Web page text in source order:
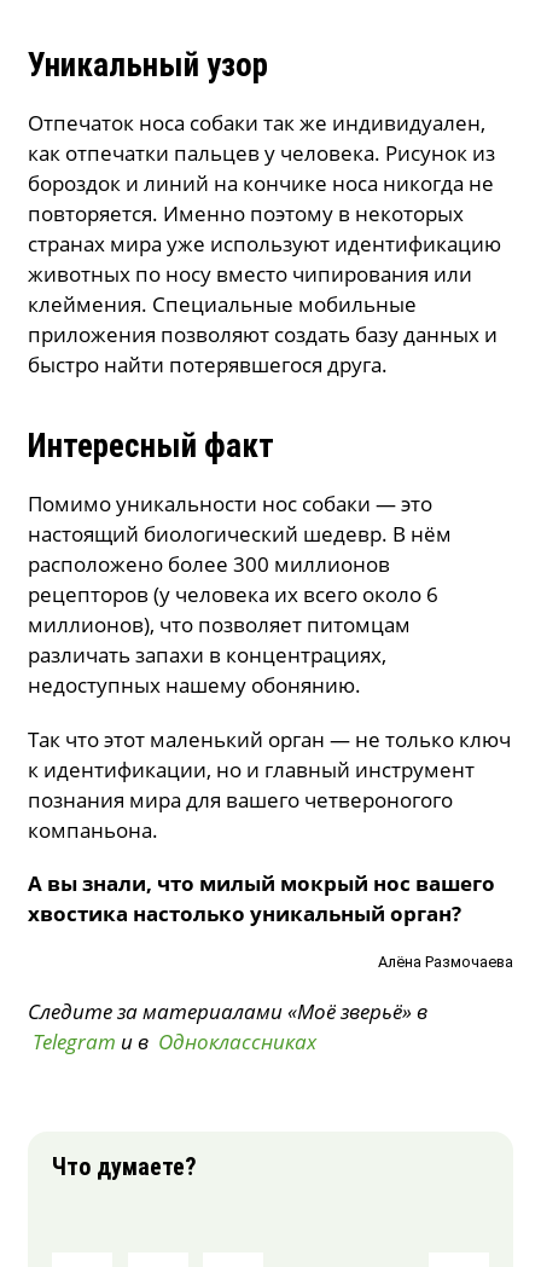
Уникальный узор
Отпечаток носа собаки так же индивидуален,
как отпечатки пальцев у человека. Рисунок из
бороздок и линий на кончике носа никогда не
повторяется. Именно поэтому в некоторых
странах мира уже используют идентификацию
животных по носу вместо чипирования или
клеймения. Специальные мобильные
приложения позволяют создать базу данных и
быстро найти потерявшегося друга.
Интересный факт
Помимо уникальности нос собаки — это
настоящий биологический шедевр. В нём
расположено более 300 миллионов
рецепторов (у человека их всего около 6
миллионов), что позволяет питомцам
различать запахи в концентрациях,
недоступных нашему обонянию.
Так что этот маленький орган — не только ключ
к идентификации, но и главный инструмент
познания мира для вашего четвероногого
компаньона.
А вы знали, что милый мокрый нос вашего
хвостика настолько уникальный орган?
Алёна Размочаева
Следите за материалами «Моё зверьё» в
Telegram и в Одноклассниках